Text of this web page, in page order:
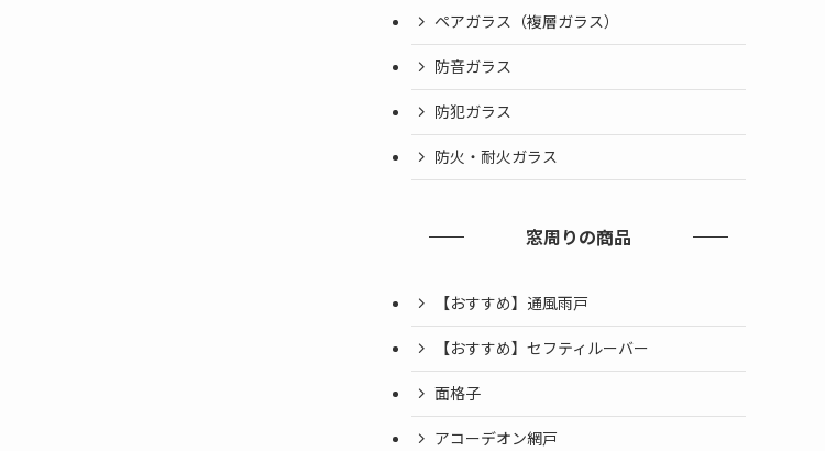
ペアガラス（複層ガラス）
防音ガラス
防犯ガラス
防火・耐火ガラス
窓周りの商品
【おすすめ】通風雨戸
【おすすめ】セフティルーバー
面格子
アコーデオン網戸